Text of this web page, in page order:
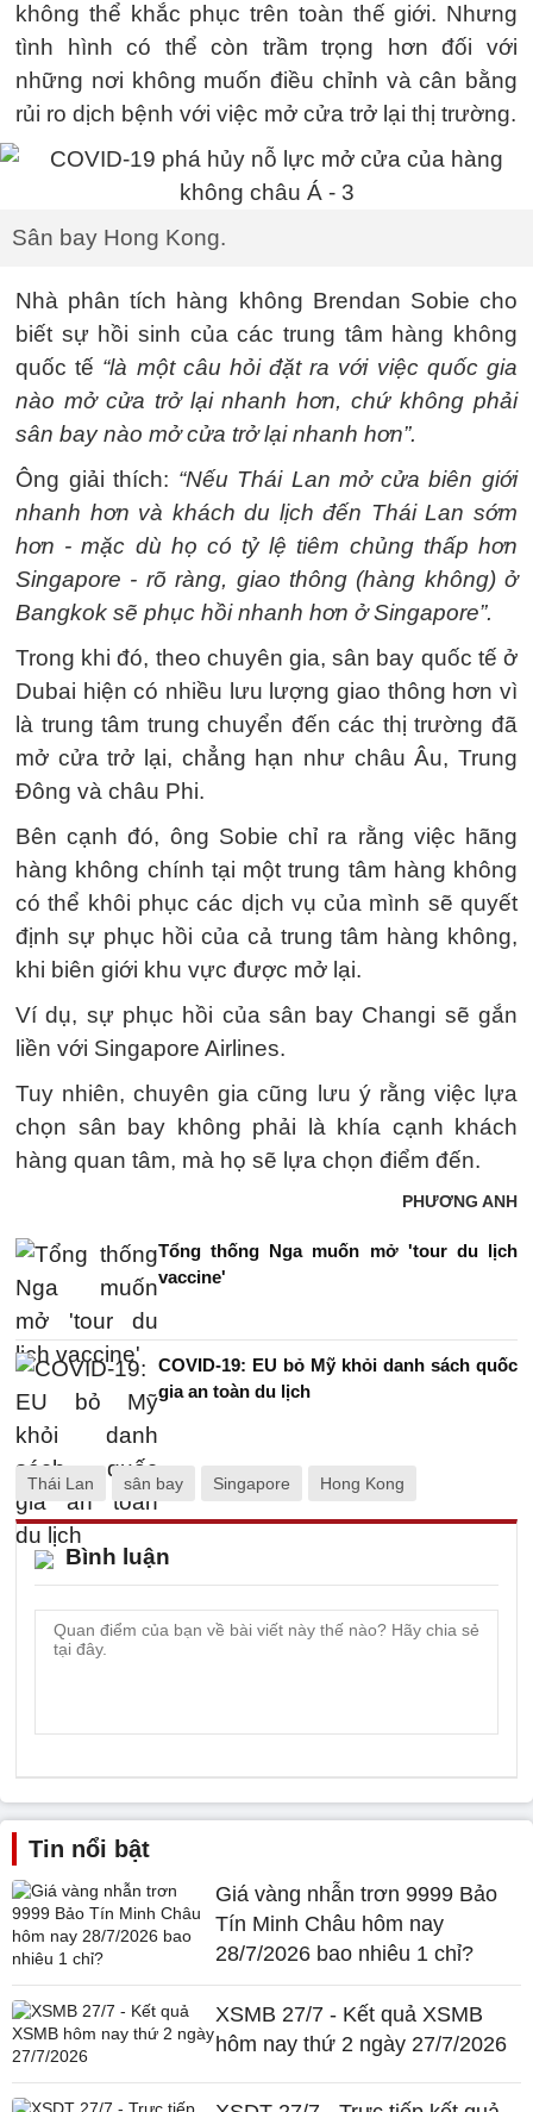
không thể khắc phục trên toàn thế giới. Nhưng
tình hình có thể còn trầm trọng hơn đối với
những nơi không muốn điều chỉnh và cân bằng
rủi ro dịch bệnh với việc mở cửa trở lại thị trường.
Sân bay Hong Kong.
Nhà phân tích hàng không Brendan Sobie cho
biết sự hồi sinh của các trung tâm hàng không
quốc tế “là một câu hỏi đặt ra với việc quốc gia
nào mở cửa trở lại nhanh hơn, chứ không phải
sân bay nào mở cửa trở lại nhanh hơn”.
Ông giải thích: “Nếu Thái Lan mở cửa biên giới
nhanh hơn và khách du lịch đến Thái Lan sớm
hơn - mặc dù họ có tỷ lệ tiêm chủng thấp hơn
Singapore - rõ ràng, giao thông (hàng không) ở
Bangkok sẽ phục hồi nhanh hơn ở Singapore”.
Trong khi đó, theo chuyên gia, sân bay quốc tế ở
Dubai hiện có nhiều lưu lượng giao thông hơn vì
là trung tâm trung chuyển đến các thị trường đã
mở cửa trở lại, chẳng hạn như châu Âu, Trung
Đông và châu Phi.
Bên cạnh đó, ông Sobie chỉ ra rằng việc hãng
hàng không chính tại một trung tâm hàng không
có thể khôi phục các dịch vụ của mình sẽ quyết
định sự phục hồi của cả trung tâm hàng không,
khi biên giới khu vực được mở lại.
Ví dụ, sự phục hồi của sân bay Changi sẽ gắn
liền với Singapore Airlines.
Tuy nhiên, chuyên gia cũng lưu ý rằng việc lựa
chọn sân bay không phải là khía cạnh khách
hàng quan tâm, mà họ sẽ lựa chọn điểm đến.
PHƯƠNG ANH
Tổng thống Nga muốn mở 'tour du lịch
vaccine'
COVID-19: EU bỏ Mỹ khỏi danh sách quốc
gia an toàn du lịch
Thái Lan sân bay Singapore Hong Kong
Bình luận
Tin nổi bật
Giá vàng nhẫn trơn 9999 Bảo
Tín Minh Châu hôm nay
28/7/2026 bao nhiêu 1 chỉ?
XSMB 27/7 - Kết quả XSMB
hôm nay thứ 2 ngày 27/7/2026